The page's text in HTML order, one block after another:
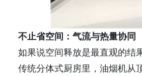
不止省空间：气流与热量协同
如果说空间释放是最直观的结
传统分体式厨房里，油烟机